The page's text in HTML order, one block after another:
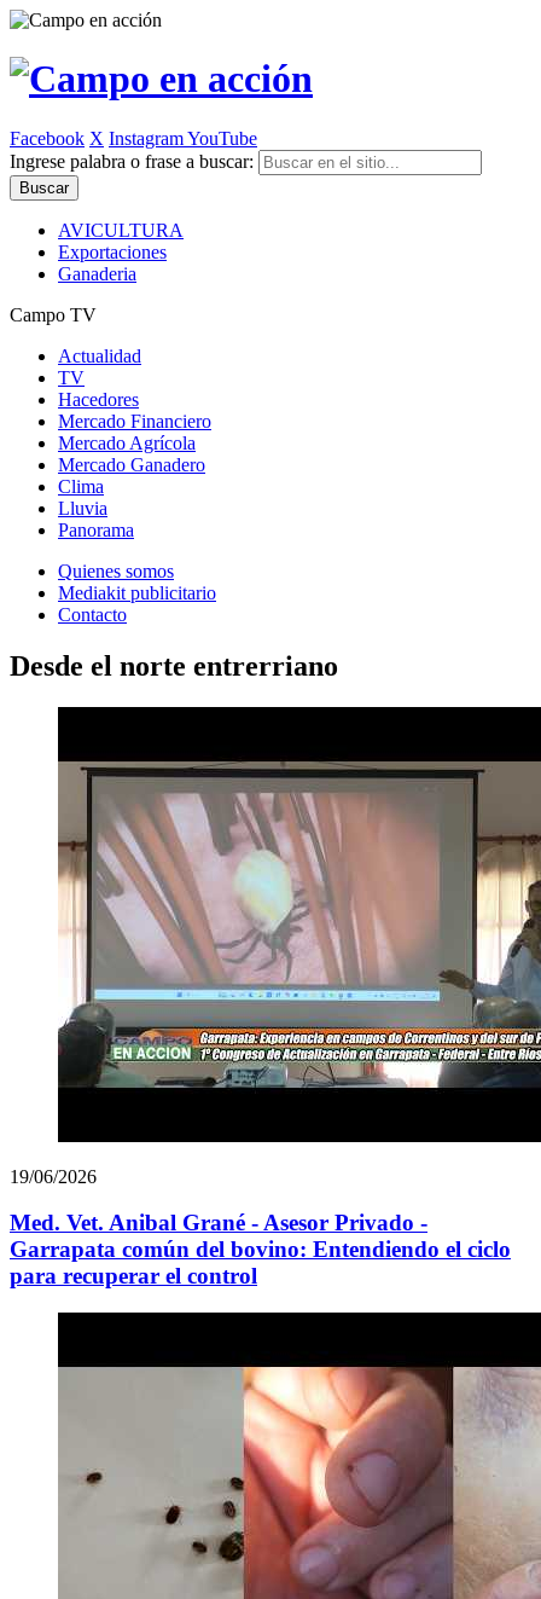
Facebook X InstagramYouTube
Ingrese palabra o frase a buscar:
AVICULTURA
Exportaciones
Ganaderia
Campo TV
Actualidad
TV
Hacedores
Mercado Financiero
Mercado Agrícola
Mercado Ganadero
Clima
Lluvia
Panorama
Quienes somos
Mediakit publicitario
Contacto
Desde el norte entrerriano
19/06/2026
Med. Vet. Anibal Grané - Asesor Privado -
Garrapata común del bovino: Entendiendo el ciclo
para recuperar el control